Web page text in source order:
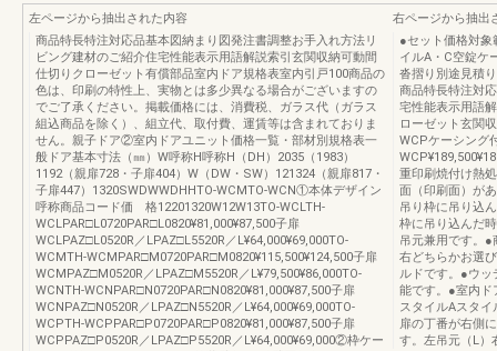
左ページから抽出された内容
商品特長特注対応品基本図納まり図発注書調整お手入れ方法リ
ビング建材のご紹介住宅性能表示用語解説索引玄関収納可動間
仕切りクローゼット有償部品室内ドア規格表室内引戸100商品の
色は、印刷の特性上、実物とは多少異なる場合がございますの
でご了承ください。掲載価格には、消費税、ガラス代（ガラス
組込商品を除く）、組立代、取付費、運賃等は含まれておりま
せん。親子ドア②室内ドアユニット価格一覧・部材別規格表一
般ドア基本寸法（㎜）W呼称H呼称H（DH）2035（1983）
1192（親扉728・子扉404）W（DW・SW）121324（親扉817・
子扉447）1320SWDWWDHHTO-WCMTO-WCN①本体デザイン
呼称商品コード価 格12201320W12W13TO-WCLTH-
WCLPAR□L0720PAR□L0820¥81,000¥87,500子扉
WCLPAZ□L0520R／LPAZ□L5520R／L¥64,000¥69,000TO-
WCMTH-WCMPAR□M0720PAR□M0820¥115,500¥124,500子扉
WCMPAZ□M0520R／LPAZ□M5520R／L¥79,500¥86,000TO-
WCNTH-WCNPAR□N0720PAR□N0820¥81,000¥87,500子扉
WCNPAZ□N0520R／LPAZ□N5520R／L¥64,000¥69,000TO-
WCPTH-WCPPAR□P0720PAR□P0820¥81,000¥87,500子扉
WCPPAZ□P0520R／LPAZ□P5520R／L¥64,000¥69,000②枠ケー
右ページから抽出
●セット価格対象
イルA・C空錠ケ
沓摺り別途見積
商品特長特注対
宅性能表示用語
ローゼット玄関
WCPケーシング
重印刷焼付け熱
面（印刷面）が
吊り枠に吊り込
枠に吊り込んだ
吊元兼用です。●
右どちらかお選
ルドです。●ウッ
能です。●室内ド
スタイルAスタ
扉の丁番が右側
す。左吊元（L）